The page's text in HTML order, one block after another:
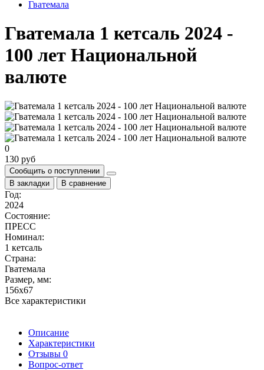
Гватемала
Гватемала 1 кетсаль 2024 -
100 лет Национальной
валюте
0
130 руб
Сообщить о поступлении
В закладки
В сравнение
Год:
2024
Состояние:
ПРЕСС
Номинал:
1 кетсаль
Страна:
Гватемала
Размер, мм:
156х67
Все характеристики
Описание
Характеристики
Отзывы 0
Вопрос-ответ